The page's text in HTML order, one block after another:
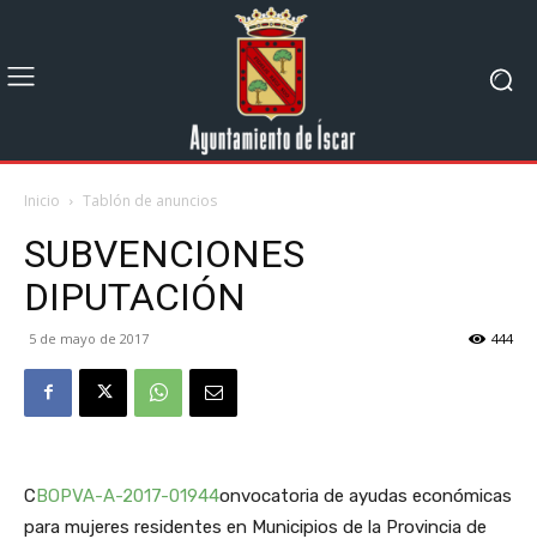
Inicio Tablón de anuncios
SUBVENCIONES
DIPUTACIÓN
5 de mayo de 2017 444
CBOPVA-A-2017-01944onvocatoria de ayudas económicas
para mujeres residentes en Municipios de la Provincia de